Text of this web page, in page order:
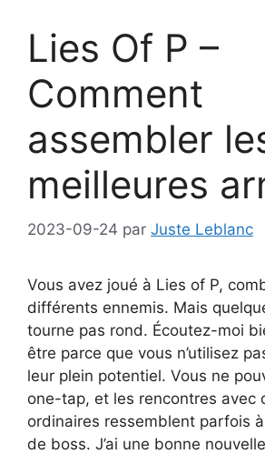
Lies Of P –
Comment
assembler
meilleures
2023-09-24 par Juste Leblanc
Vous avez joué à Lies of P,
différents ennemis. Mais
tourne pas rond. Écoutez-moi
être parce que vous n’utilisez
leur plein potentiel. Vous ne
one-tap, et les rencontres avec
ordinaires ressemblent parfois
de boss. J’ai une bonne